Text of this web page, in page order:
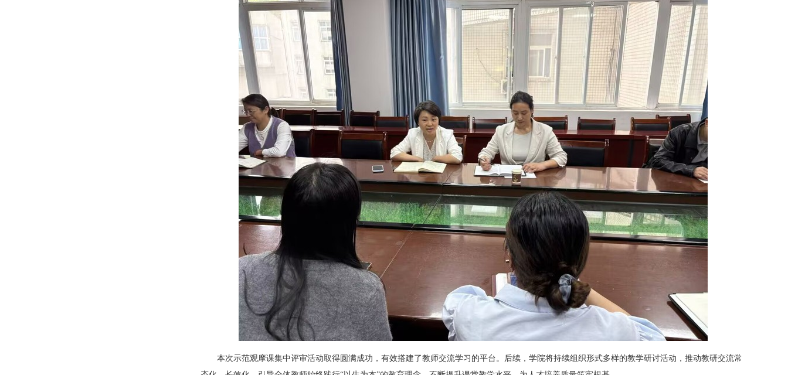
本次示范观摩课集中评审活动取得圆满成功，有效搭建了教师交流学习的平台。后续，学院将持续组织形式多样的教学研讨活动，推动教研交流常